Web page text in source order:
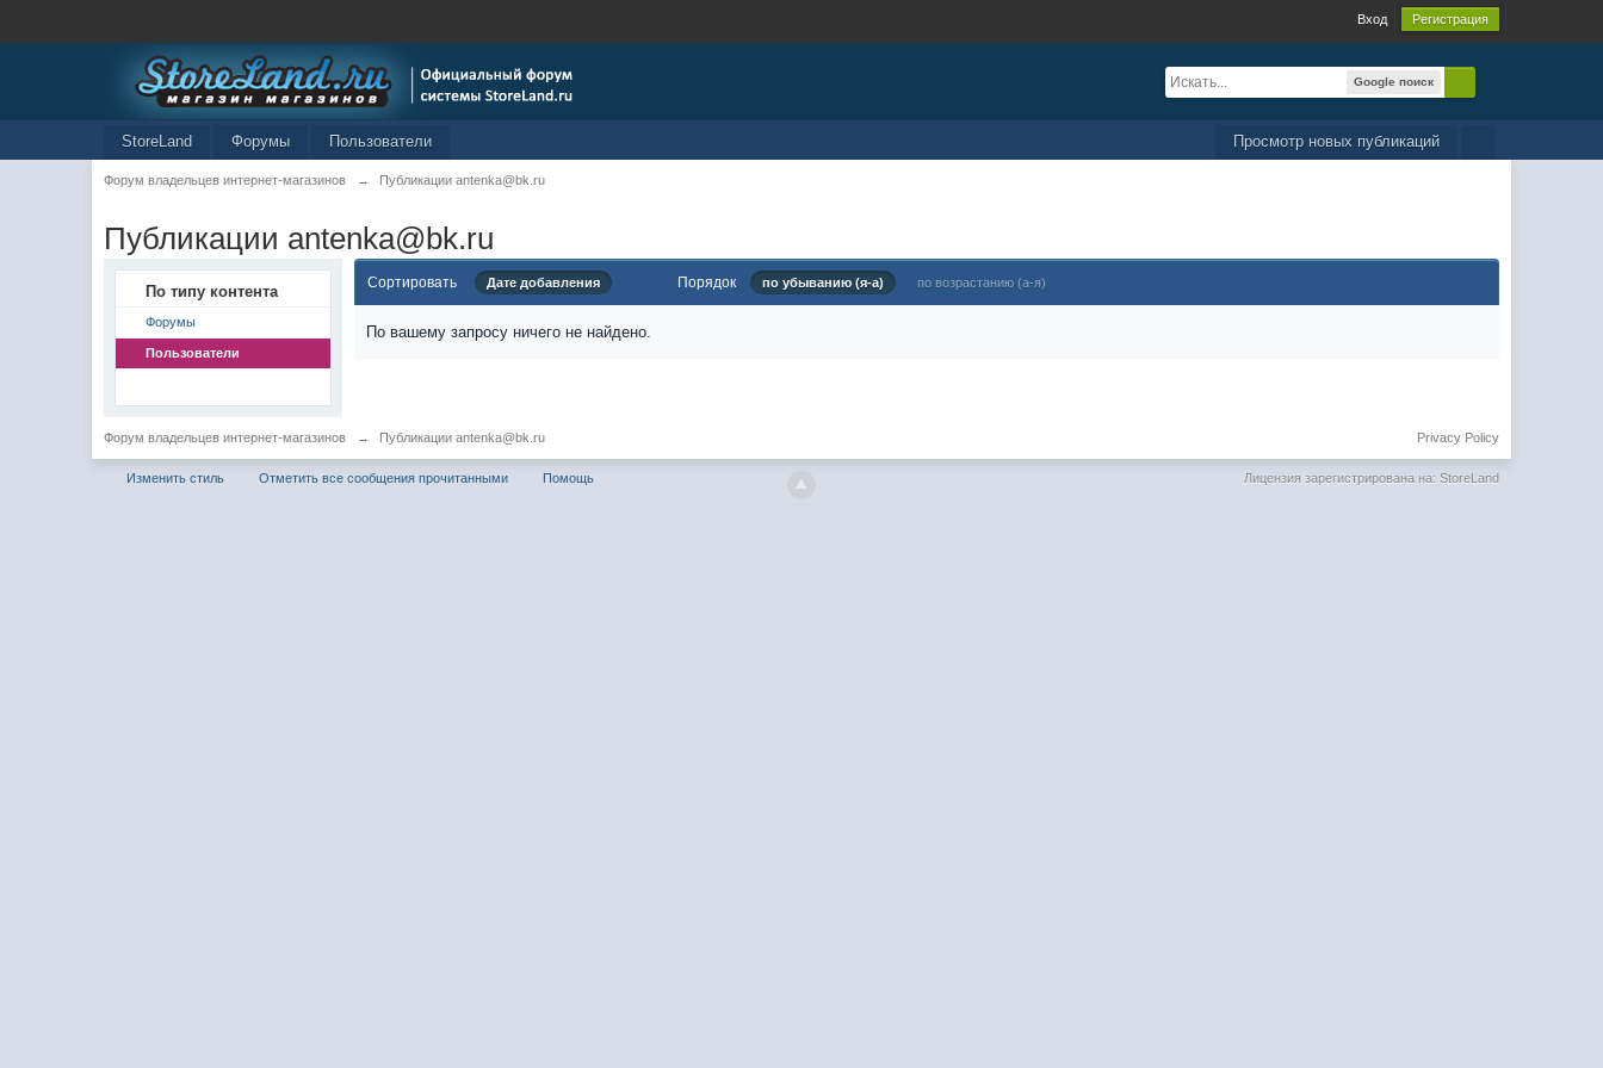
Вход Регистрация
Google поиск
Просмотр новых публикаций
StoreLand Форумы Пользователи
Форум владельцев интернет-магазинов → Публикации antenka@bk.ru
Публикации antenka@bk.ru
По типу контента
Форумы
Пользователи
Сортировать Дате добавления Порядок по убыванию (я-а) по возрастанию (а-я)
По вашему запросу ничего не найдено.
Форум владельцев интернет-магазинов → Публикации antenka@bk.ru Privacy Policy
Изменить стиль Отметить все сообщения прочитанными Помощь Лицензия зарегистрирована на: StoreLand